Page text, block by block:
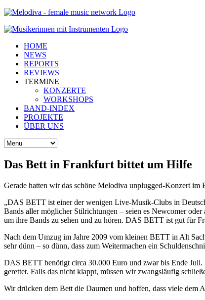
HOME
NEWS
REPORTS
REVIEWS
TERMINE
KONZERTE
WORKSHOPS
BAND-INDEX
PROJEKTE
ÜBER UNS
Das Bett in Frankfurt bittet um Hilfe
Gerade hatten wir das schöne Melodiva unplugged-Konzert im
„DAS BETT ist einer der wenigen Live-Musik-Clubs in
Bands aller möglicher Stilrichtungen – seien es Newcomer
um ihre Bands zu sehen und zu hören. DAS BETT ist gut für
Nach dem Umzug im Jahre 2009 vom kleinen BETT in Alt
sehr dünn – so dünn, dass zum Weitermachen ein
DAS BETT benötigt circa 30.000 Euro und zwar bis Ende
gerettet. Falls das nicht klappt, müssen wir zwangsläufig
Wir drücken dem Bett die Daumen und hoffen, dass viele dem